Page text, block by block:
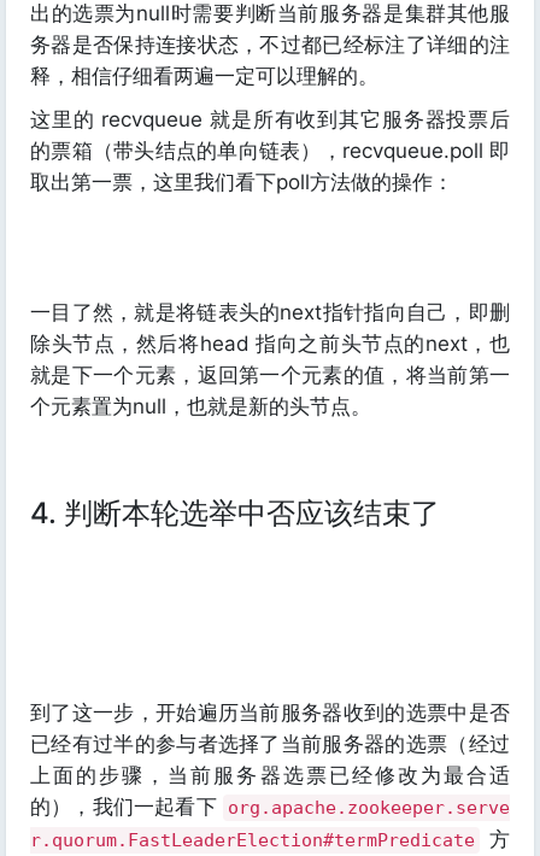
出的选票为null时需要判断当前服务器是集群其他服
务器是否保持连接状态，不过都已经标注了详细的注
释，相信仔细看两遍一定可以理解的。
这里的 recvqueue 就是所有收到其它服务器投票后
的票箱（带头结点的单向链表），recvqueue.poll 即
取出第一票，这里我们看下poll方法做的操作：
一目了然，就是将链表头的next指针指向自己，即删
除头节点，然后将head 指向之前头节点的next，也
就是下一个元素，返回第一个元素的值，将当前第一
个元素置为null，也就是新的头节点。
4. 判断本轮选举中否应该结束了
到了这一步，开始遍历当前服务器收到的选票中是否
已经有过半的参与者选择了当前服务器的选票（经过
上面的步骤，当前服务器选票已经修改为最合适
的），我们一起看下 org.apache.zookeeper.serve
r.quorum.FastLeaderElection#termPredicate
方